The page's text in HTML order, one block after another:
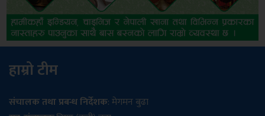
हाम्रो टीम
संचालक तथा प्रबन्ध निर्देशक: मेगमन बुढा